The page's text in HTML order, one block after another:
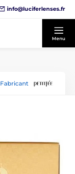
info@luciferlenses.fr
Menu
Fabricant